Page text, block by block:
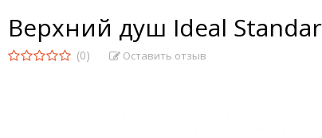
Верхний душ Ideal
(0) Оставить отзыв